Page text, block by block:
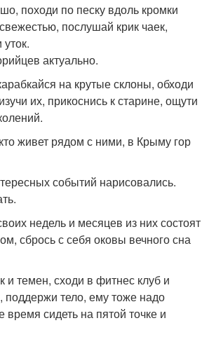
походи по песку вдоль кромки
послушай крик чаек,
актуально.
на крутые склоны, обходи
их, прикоснись к старине, ощути
живет рядом с ними, в Крыму гор
событий нарисовались.
недель и месяцев из них состоят
сбрось с себя оковы вечного сна
и темен, сходи в фитнес клуб и
поддержи тело, ему тоже надо
время сидеть на пятой точке и